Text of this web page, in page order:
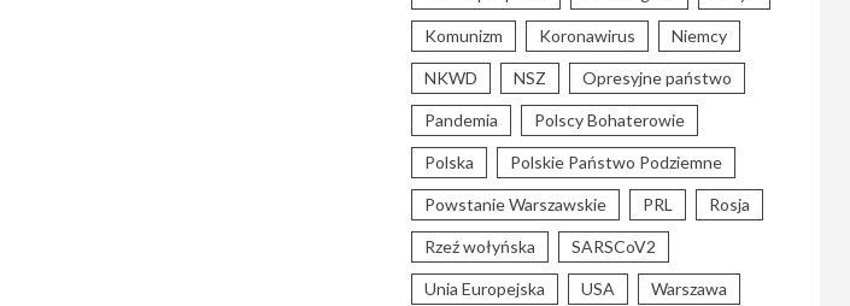
Komunizm Koronawirus Niemcy
NKWD NSZ Opresyjne państwo
Pandemia Polscy Bohaterowie
Polska Polskie Państwo Podziemne
Powstanie Warszawskie PRL Rosja
Rzeź wołyńska SARSCoV2
Unia Europejska USA Warszawa